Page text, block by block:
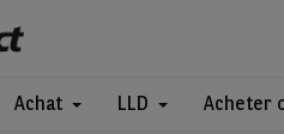
Achat LLD Acheter